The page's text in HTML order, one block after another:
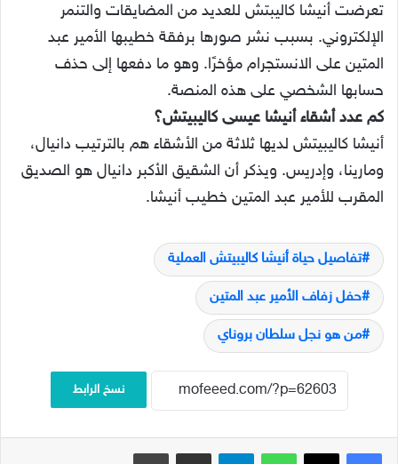
تعرضت أنيشا كاليبتش للعديد من المضايقات والتنمر
الإلكتروني. بسبب نشر صورها برفقة خطيبها الأمير عبد
المتين على الانستجرام مؤخرًا. وهو ما دفعها إلى حذف
حسابها الشخصي على هذه المنصة.
كم عدد أشقاء أنيشا عيسى كاليبيتش؟
أنيشا كاليبيتش لديها ثلاثة من الأشقاء هم بالترتيب دانيال،
ومارينا، وإدريس. ويذكر أن الشقيق الأكبر دانيال هو الصديق
المقرب للأمير عبد المتين خطيب أنيشا.
تفاصيل حياة أنيشا كاليبيتش العملية
حفل زفاف الأمير عبد المتين
من هو نجل سلطان بروناي
نسخ الرابط
فيسبوك‫X واتساب تيلقرام مشاركة عبر البريد طباعة